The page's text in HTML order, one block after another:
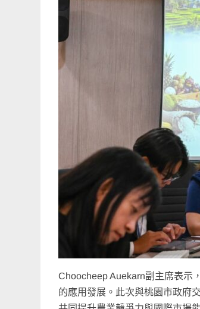
Choocheep Auekarn副主席表示
的應用發展。此次與桃園市政府